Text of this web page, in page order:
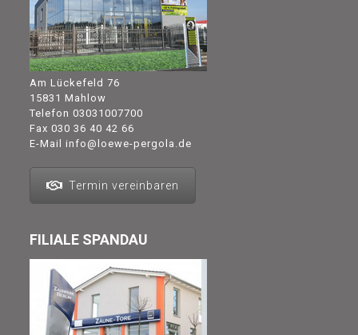
Am Lückefeld 76
15831 Mahlow
Telefon 03031007700
Fax 030 36 40 42 66
E-Mail info@loewe-pergola.de
Termin vereinbaren
FILIALE SPANDAU